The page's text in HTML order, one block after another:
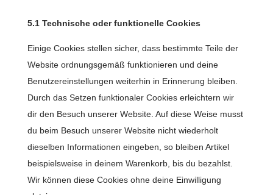
5.1 Technische oder funktionelle Cookies
Einige Cookies stellen sicher, dass bestimmte Teile der
Website ordnungsgemäß funktionieren und deine
Benutzereinstellungen weiterhin in Erinnerung bleiben.
Durch das Setzen funktionaler Cookies erleichtern wir
dir den Besuch unserer Website. Auf diese Weise musst
du beim Besuch unserer Website nicht wiederholt
dieselben Informationen eingeben, so bleiben Artikel
beispielsweise in deinem Warenkorb, bis du bezahlst.
Wir können diese Cookies ohne deine Einwilligung